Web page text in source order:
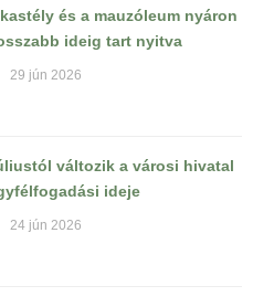
és a mauzóleum nyáron
ideig tart nyitva
29 jún 2026
változik a városi hivatal
ideje
24 jún 2026